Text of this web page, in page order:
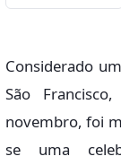
Considerado
São
novembro, foi
se uma